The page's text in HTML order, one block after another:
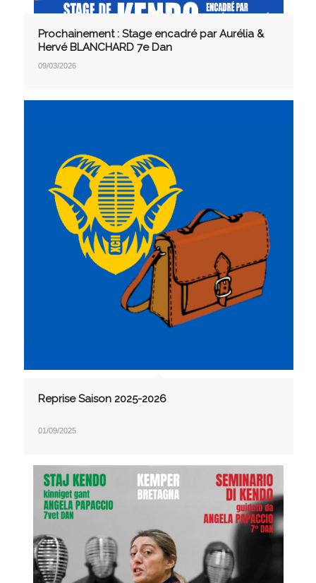
Prochainement : Stage encadré par Aurélia &
Hervé BLANCHARD 7e Dan
09/03/2026
Reprise Saison 2025-2026
01/09/2025